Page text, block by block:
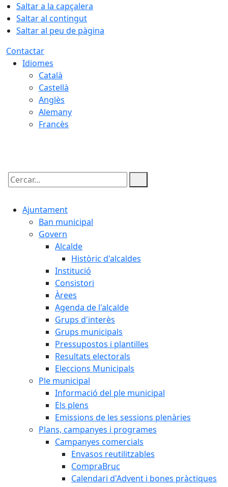
Saltar a la capçalera
Saltar al contingut
Saltar al peu de pàgina
Contactar
Idiomes
Català
Castellà
Anglès
Alemany
Francès
Cercar:
Ajuntament
Ban municipal
Govern
Alcalde
Històric d'alcaldes
Institució
Consistori
Àrees
Agenda de l'alcalde
Grups d'interès
Grups municipals
Pressupostos i plantilles
Resultats electorals
Eleccions Municipals
Ple municipal
Informació del ple municipal
Els plens
Emissions de les sessions plenàries
Plans, campanyes i programes
Campanyes comercials
Envasos reutilitzables
CompraBruc
Calendari d'Advent i bones pràctiques